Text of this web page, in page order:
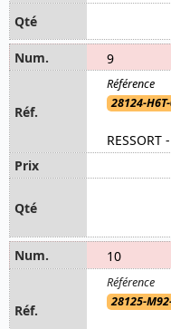
9
28124-
RESSORT
10
28125-